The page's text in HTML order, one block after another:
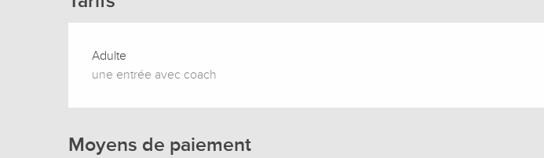
Adulte
une entrée avec coach
Moyens de paiement